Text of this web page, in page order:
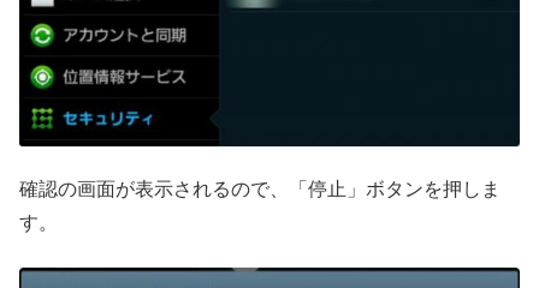
確認の画面が表示されるので、「停止」ボタンを押しま
す。